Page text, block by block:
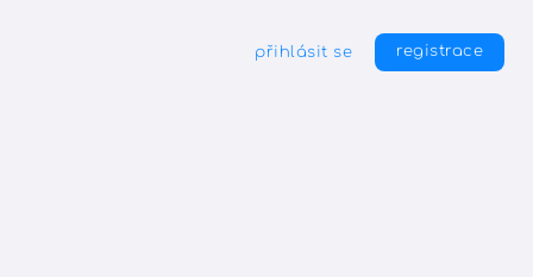
přihlásit se registrace